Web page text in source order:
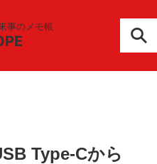
事のメモ帳
Type-Cから